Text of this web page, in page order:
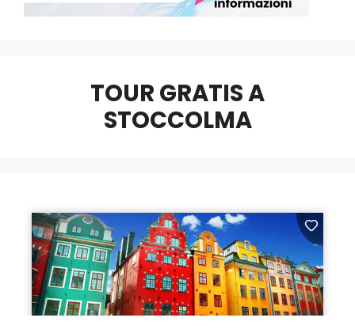
TOUR GRATIS A
STOCCOLMA